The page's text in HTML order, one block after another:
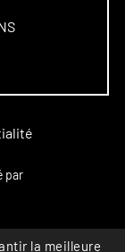
par
la meilleure